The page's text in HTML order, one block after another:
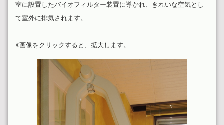
室に設置したバイオフィルター装置に導かれ、きれいな空気とし
て室外に排気されます。
※画像をクリックすると、拡大します。